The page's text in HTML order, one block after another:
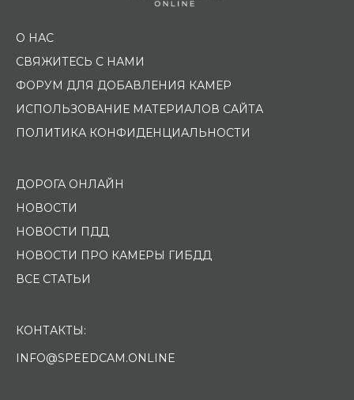
О НАС
СВЯЖИТЕСЬ С НАМИ
ФОРУМ ДЛЯ ДОБАВЛЕНИЯ КАМЕР
ИСПОЛЬЗОВАНИЕ МАТЕРИАЛОВ САЙТА
ПОЛИТИКА КОНФИДЕНЦИАЛЬНОСТИ
ДОРОГА ОНЛАЙН
НОВОСТИ
НОВОСТИ ПДД
НОВОСТИ ПРО КАМЕРЫ ГИБДД
ВСЕ СТАТЬИ
КОНТАКТЫ:
INFO@SPEEDCAM.ONLINE